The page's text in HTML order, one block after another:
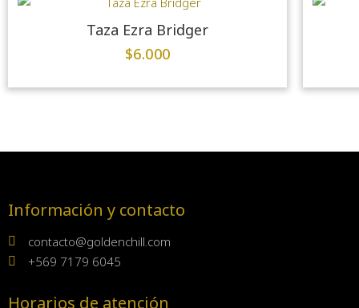
Taza Ezra Bridger
$6.000
Información y contacto
contacto@goldenchill.com
+569 7179 6045
Horarios de atención